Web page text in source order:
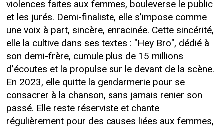
violences faites aux femmes, bouleverse le public
et les jurés. Demi-finaliste, elle s’impose comme
une voix à part, sincère, enracinée. Cette sincérité,
elle la cultive dans ses textes : "Hey Bro", dédié à
son demi-frère, cumule plus de 15 millions
d’écoutes et la propulse sur le devant de la scène.
En 2023, elle quitte la gendarmerie pour se
consacrer à la chanson, sans jamais renier son
passé. Elle reste réserviste et chante
régulièrement pour des causes liées aux femmes,